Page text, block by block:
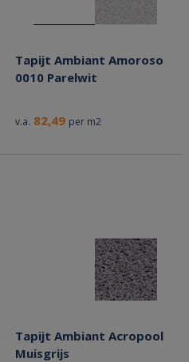
Tapijt Ambiant Amoroso
0010 Parelwit
v.a. 82,49 per m2
Tapijt Ambiant Acropool
Muisgrijs